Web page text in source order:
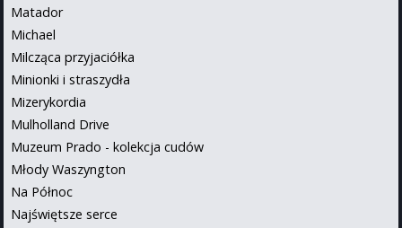
Matador
Michael
Milcząca przyjaciółka
Minionki i straszydła
Mizerykordia
Mulholland Drive
Muzeum Prado - kolekcja cudów
Młody Waszyngton
Na Północ
Najświętsze serce